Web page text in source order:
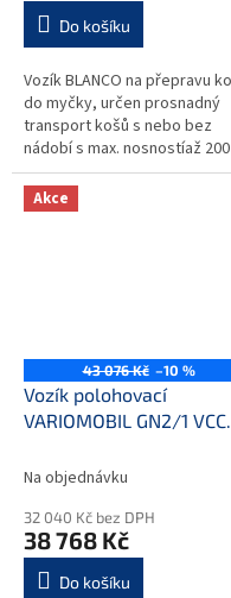
Do košíku
Vozík BLANCO na přepravu
do myčky, určen prosnadný
transport košů s nebo bez
nádobí s max. nosnostíaž 200
kg. Celonerezovém
se čtyřmi otočnými kolečky
mm...
Akce
43 076 Kč –10 %
Vozík polohovací
VARIOMOBIL GN2/1 VCC
Na objednávku
32 040 Kč bez DPH
38 768 Kč
Do košíku